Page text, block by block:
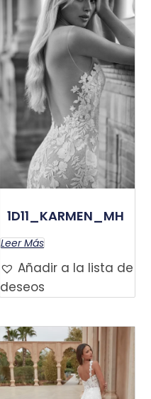
1D11_KARMEN_MH
Leer Más
Añadir a la lista de
deseos